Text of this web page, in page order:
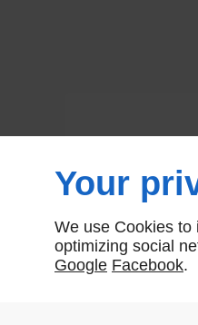
Your
We use Cookies to
optimizing social
Google Facebook.